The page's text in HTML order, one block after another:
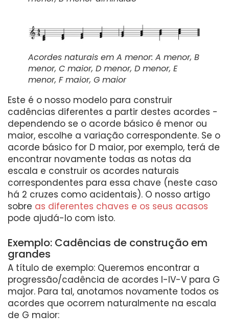
Acordes naturais em A menor: A menor, B
menor, C maior, D menor, D menor, E
menor, F maior, G maior
Este é o nosso modelo para construir
cadências diferentes a partir destes acordes -
dependendo se o acorde básico é menor ou
maior, escolhe a variação correspondente. Se o
acorde básico for D maior, por exemplo, terá de
encontrar novamente todas as notas da
escala e construir os acordes naturais
correspondentes para essa chave (neste caso
há 2 cruzes como acidentais). O nosso artigo
sobre as diferentes chaves e os seus acasos
pode ajudá-lo com isto.
Exemplo: Cadências de construção em
grandes
A título de exemplo: Queremos encontrar a
progressão/cadência de acordes I-IV-V para G
major. Para tal, anotamos novamente todos os
acordes que ocorrem naturalmente na escala
de G maior: